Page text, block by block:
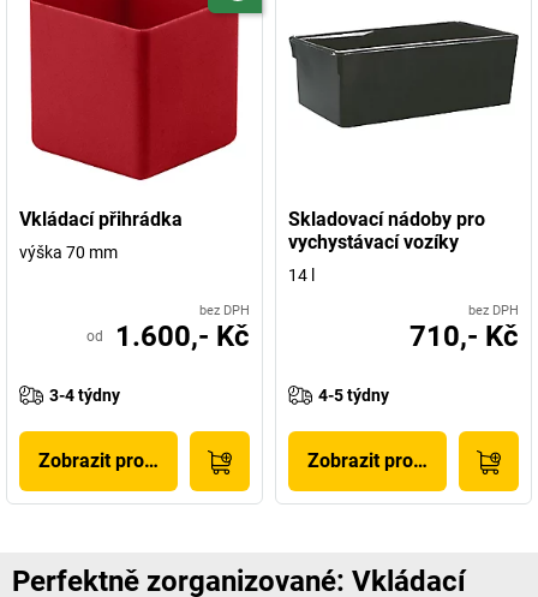
Vkládací přihrádka
výška 70 mm
bez DPH
od 1.600,- Kč
3-4 týdny
Zobrazit produkt
Skladovací nádoby pro
vychystávací vozíky
14 l
bez DPH
710,- Kč
4-5 týdny
Zobrazit produkt
Perfektně zorganizované: Vkládací